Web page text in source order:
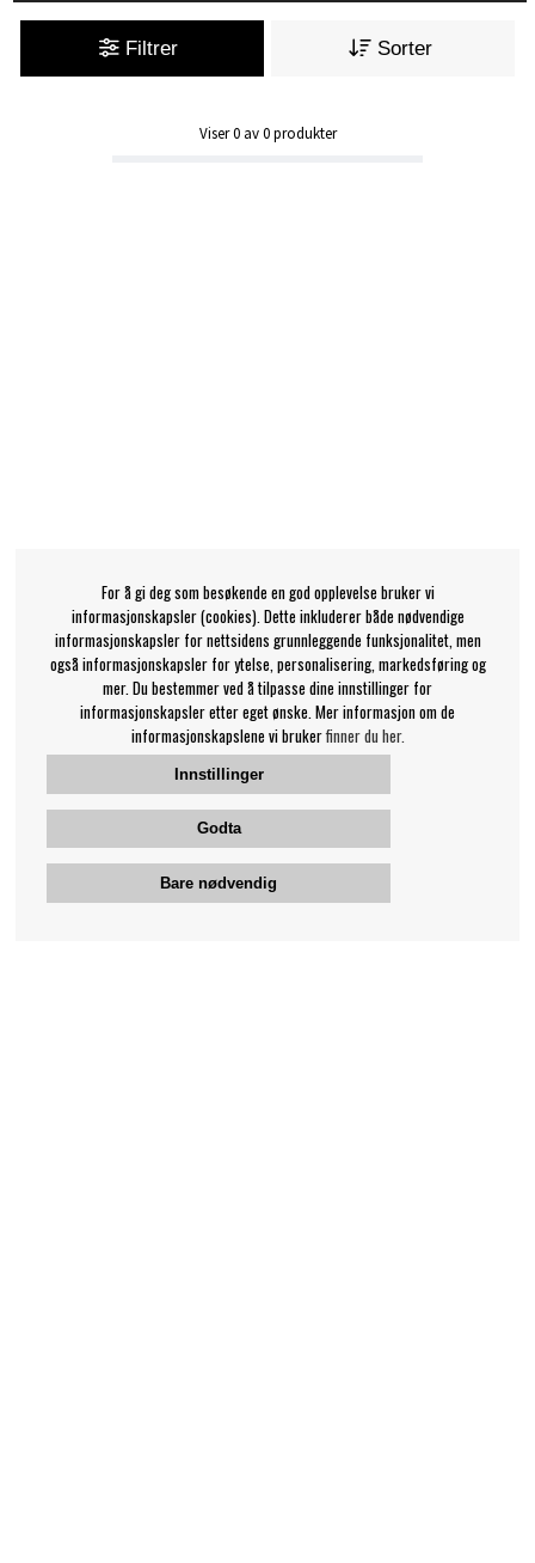
Filtrer Sorter
Viser0av0produkter
For å gi deg som besøkende en god opplevelse bruker vi
informasjonskapsler (cookies). Dette inkluderer både nødvendige
informasjonskapsler for nettsidens grunnleggende funksjonalitet, men
også informasjonskapsler for ytelse, personalisering, markedsføring og
mer. Du bestemmer ved å tilpasse dine innstillinger for
informasjonskapsler etter eget ønske. Mer informasjon om de
informasjonskapslene vi brukerfinner du her.
Innstillinger
Godta
Bare nødvendig